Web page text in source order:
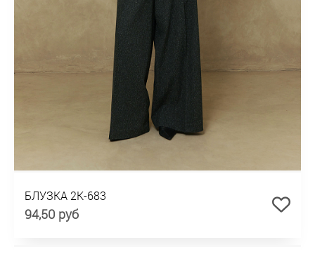
БЛУЗКА 2К-683
94,50 руб